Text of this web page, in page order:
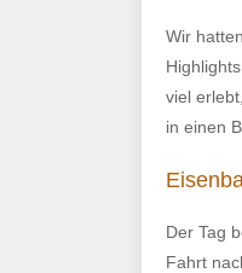
Wir
viel
in einen
Der Tag
Fahrt